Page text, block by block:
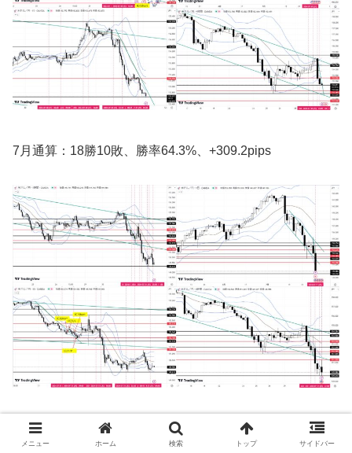
7月通算：18勝10敗、勝率64.3%、+309.2pips
Trading View
メニュー ホーム 検索 トップ サイドバー